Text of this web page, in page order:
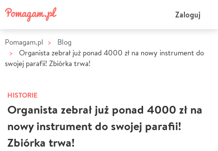
Zaloguj
Pomagam.pl
Blog
Organista zebrał już ponad 4000 zł na nowy instrument do
swojej parafii! Zbiórka trwa!
HISTORIE
Organista zebrał już ponad 4000 zł na
nowy instrument do swojej parafii!
Zbiórka trwa!